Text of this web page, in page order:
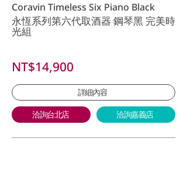
Coravin Timeless Six Piano Black
永恆系列第六代取酒器 鋼琴黑 完美時
光組
NT$14,900
詳細內容
洽詢台北店 洽詢嘉義店